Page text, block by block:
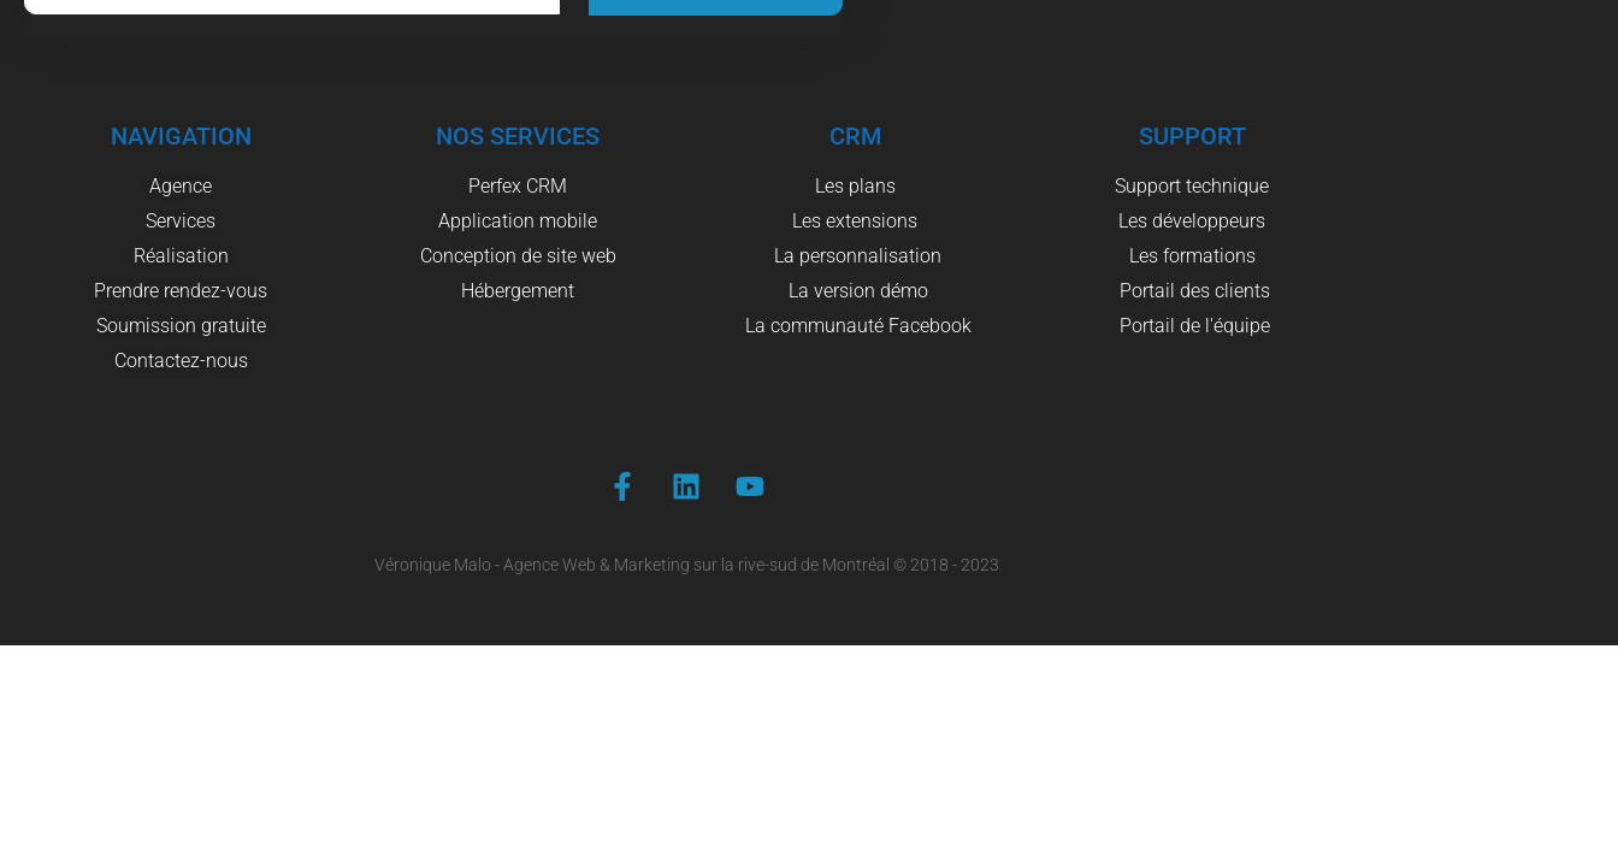
NAVIGATION
Agence
Services
Réalisation
Prendre rendez-vous
Soumission gratuite
Contactez-nous
NOS SERVICES
Perfex CRM
Application mobile
Conception de site web
Hébergement
CRM
Les plans
Les extensions
La personnalisation
La version démo
La communauté Facebook
SUPPORT
Support technique
Les développeurs
Les formations
Portail des clients
Portail de l'équipe
Véronique Malo - Agence Web & Marketing sur la rive-sud de Montréal © 2018 - 2023